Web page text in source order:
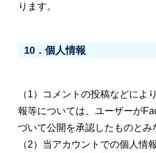
ります。
10．個人情報
（1）コメントの投稿などによ
報等については、ユーザーが
づいて公開を承認したものとみ
（2）当アカウントでの個人情